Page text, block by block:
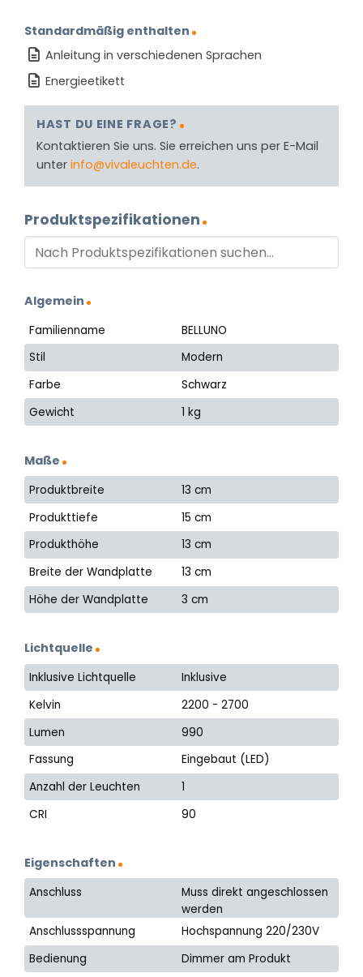
Standardmäßig enthalten
Anleitung in verschiedenen Sprachen
Energieetikett
HAST DU EINE FRAGE?
Kontaktieren Sie uns. Sie erreichen uns per E-Mail
unter info@vivaleuchten.de.
Produktspezifikationen
Algemein
Familienname
BELLUNO
Stil
Modern
Farbe
Schwarz
Gewicht
1 kg
Maße
Produktbreite
13 cm
Produkttiefe
15 cm
Produkthöhe
13 cm
Breite der Wandplatte
13 cm
Höhe der Wandplatte
3 cm
Lichtquelle
Inklusive Lichtquelle
Inklusive
Kelvin
2200 - 2700
Lumen
990
Fassung
Eingebaut (LED)
Anzahl der Leuchten
1
CRI
90
Eigenschaften
Anschluss
Muss direkt angeschlossen
werden
Anschlussspannung
Hochspannung 220/230V
Bedienung
Dimmer am Produkt